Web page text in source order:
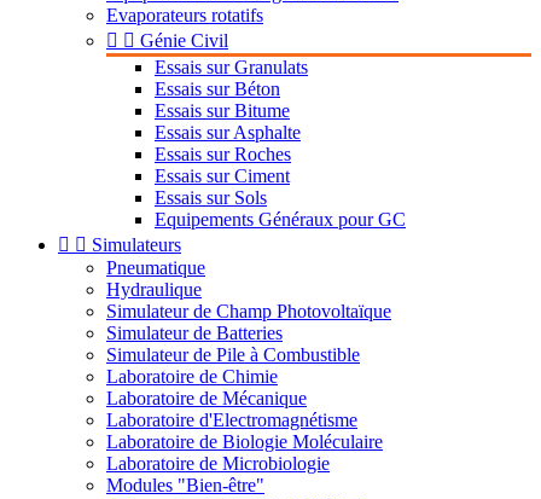
Evaporateurs rotatifs
  Génie Civil
Essais sur Granulats
Essais sur Béton
Essais sur Bitume
Essais sur Asphalte
Essais sur Roches
Essais sur Ciment
Essais sur Sols
Equipements Généraux pour GC
  Simulateurs
Pneumatique
Hydraulique
Simulateur de Champ Photovoltaïque
Simulateur de Batteries
Simulateur de Pile à Combustible
Laboratoire de Chimie
Laboratoire de Mécanique
Laboratoire d'Electromagnétisme
Laboratoire de Biologie Moléculaire
Laboratoire de Microbiologie
Modules "Bien-être"